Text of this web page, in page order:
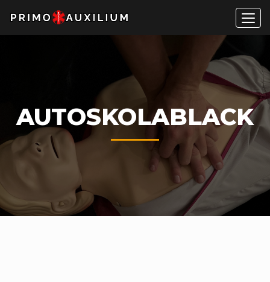
AUTOSKOLABLACK